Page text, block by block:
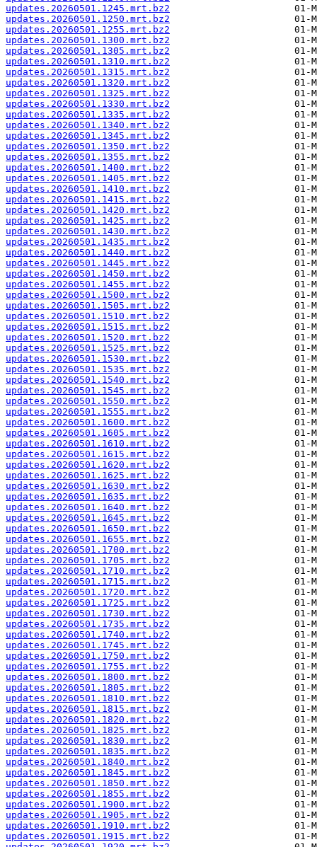
updates.20260501.1245.mrt.bz2
updates.20260501.1250.mrt.bz2
updates.20260501.1255.mrt.bz2
updates.20260501.1300.mrt.bz2
updates.20260501.1305.mrt.bz2
updates.20260501.1310.mrt.bz2
updates.20260501.1315.mrt.bz2
updates.20260501.1320.mrt.bz2
updates.20260501.1325.mrt.bz2
updates.20260501.1330.mrt.bz2
updates.20260501.1335.mrt.bz2
updates.20260501.1340.mrt.bz2
updates.20260501.1345.mrt.bz2
updates.20260501.1350.mrt.bz2
updates.20260501.1355.mrt.bz2
updates.20260501.1400.mrt.bz2
updates.20260501.1405.mrt.bz2
updates.20260501.1410.mrt.bz2
updates.20260501.1415.mrt.bz2
updates.20260501.1420.mrt.bz2
updates.20260501.1425.mrt.bz2
updates.20260501.1430.mrt.bz2
updates.20260501.1435.mrt.bz2
updates.20260501.1440.mrt.bz2
updates.20260501.1445.mrt.bz2
updates.20260501.1450.mrt.bz2
updates.20260501.1455.mrt.bz2
updates.20260501.1500.mrt.bz2
updates.20260501.1505.mrt.bz2
updates.20260501.1510.mrt.bz2
updates.20260501.1515.mrt.bz2
updates.20260501.1520.mrt.bz2
updates.20260501.1525.mrt.bz2
updates.20260501.1530.mrt.bz2
updates.20260501.1535.mrt.bz2
updates.20260501.1540.mrt.bz2
updates.20260501.1545.mrt.bz2
updates.20260501.1550.mrt.bz2
updates.20260501.1555.mrt.bz2
updates.20260501.1600.mrt.bz2
updates.20260501.1605.mrt.bz2
updates.20260501.1610.mrt.bz2
updates.20260501.1615.mrt.bz2
updates.20260501.1620.mrt.bz2
updates.20260501.1625.mrt.bz2
updates.20260501.1630.mrt.bz2
updates.20260501.1635.mrt.bz2
updates.20260501.1640.mrt.bz2
updates.20260501.1645.mrt.bz2
updates.20260501.1650.mrt.bz2
updates.20260501.1655.mrt.bz2
updates.20260501.1700.mrt.bz2
updates.20260501.1705.mrt.bz2
updates.20260501.1710.mrt.bz2
updates.20260501.1715.mrt.bz2
updates.20260501.1720.mrt.bz2
updates.20260501.1725.mrt.bz2
updates.20260501.1730.mrt.bz2
updates.20260501.1735.mrt.bz2
updates.20260501.1740.mrt.bz2
updates.20260501.1745.mrt.bz2
updates.20260501.1750.mrt.bz2
updates.20260501.1755.mrt.bz2
updates.20260501.1800.mrt.bz2
updates.20260501.1805.mrt.bz2
updates.20260501.1810.mrt.bz2
updates.20260501.1815.mrt.bz2
updates.20260501.1820.mrt.bz2
updates.20260501.1825.mrt.bz2
updates.20260501.1830.mrt.bz2
updates.20260501.1835.mrt.bz2
updates.20260501.1840.mrt.bz2
updates.20260501.1845.mrt.bz2
updates.20260501.1850.mrt.bz2
updates.20260501.1855.mrt.bz2
updates.20260501.1900.mrt.bz2
updates.20260501.1905.mrt.bz2
updates.20260501.1910.mrt.bz2
updates.20260501.1915.mrt.bz2